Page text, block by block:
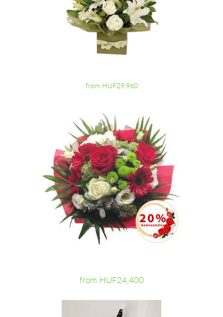
from HUF29,960
from HUF24,400